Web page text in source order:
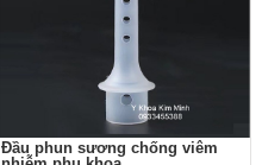
Đầu phun sương chống viêm